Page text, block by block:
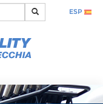
ESP